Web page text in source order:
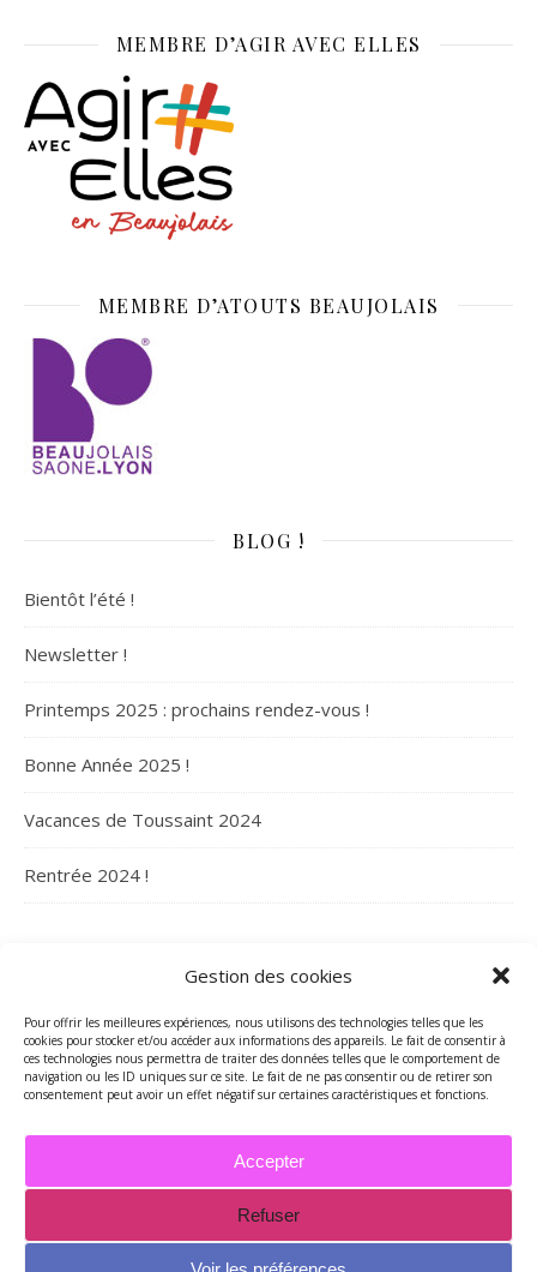
Gestion des cookies
Pour offrir les meilleures expériences, nous utilisons des technologies telles que les
cookies pour stocker et/ou accéder aux informations des appareils. Le fait de consentir à
ces technologies nous permettra de traiter des données telles que le comportement de
navigation ou les ID uniques sur ce site. Le fait de ne pas consentir ou de retirer son
consentement peut avoir un effet négatif sur certaines caractéristiques et fonctions.
Accepter
Refuser
MEMBRE D’AGIR AVEC ELLES
MEMBRE D’ATOUTS BEAUJOLAIS
BLOG !
Bientôt l’été !
Newsletter !
Printemps 2025 : prochains rendez-vous !
Bonne Année 2025 !
Vacances de Toussaint 2024
Rentrée 2024 !
ARCHIVES
Archives
2026 - Tous droits réservés - Merci de contacter Marie-Maguelone